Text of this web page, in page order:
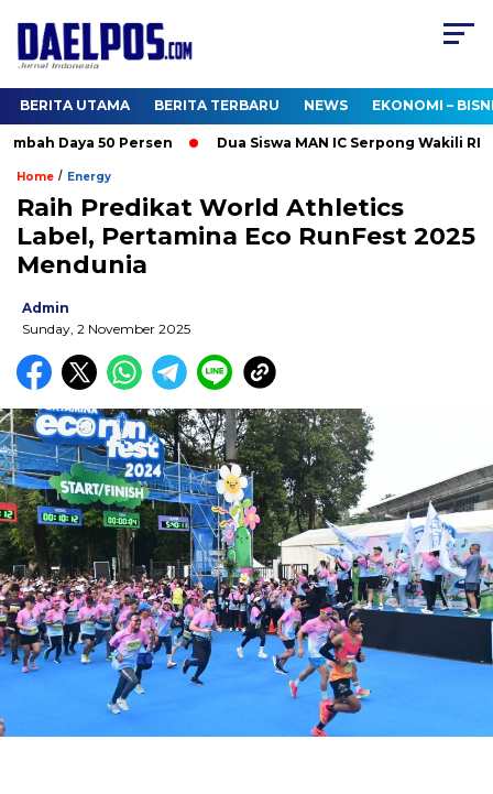
BERITA UTAMA BERITA TERBARU NEWS EKONOMI –
Daya 50 Persen Dua Siswa MAN IC Serpong Wakili RI di
Home / Energy
Raih Predikat World Athletics
Label, Pertamina Eco RunFest 2025
Mendunia
Admin
Sunday, 2 November 2025